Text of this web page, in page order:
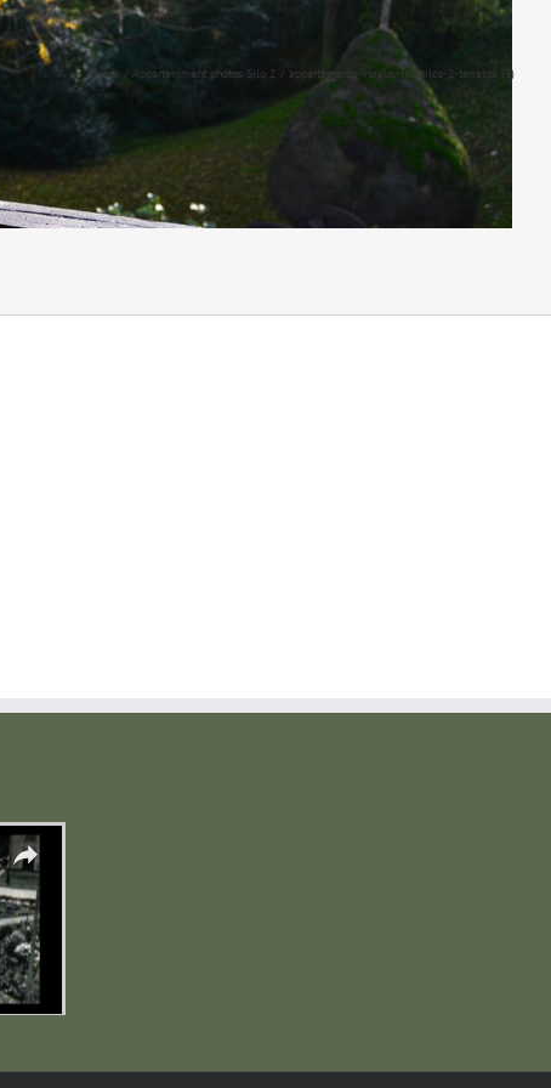
Home Appartemment photos Silo 2 appartements- ruraux-los-silos-2-terrasse (3)